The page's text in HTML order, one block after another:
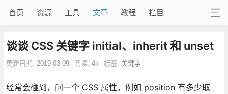
首页 资源 工具 文章 教程 栏目
谈谈 CSS 关键字 initial、inherit 和 unset
更新日期: 2019-03-09 阅读: 4k 标签: 关键字
经常会碰到，问一个 CSS 属性，例如 position 有多少取